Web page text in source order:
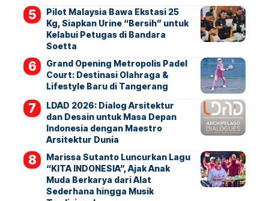
Pilot Malaysia Bawa Ekstasi 25
Kg, Siapkan Urine “Bersih” untuk
Kelabui Petugas di Bandara
Soetta
Grand Opening Metropolis Padel
Court: Destinasi Olahraga &
Lifestyle Baru di Tangerang
LDAD 2026: Dialog Arsitektur
dan Desain untuk Masa Depan
Indonesia dengan Maestro
Arsitektur Dunia
Marissa Sutanto Luncurkan Lagu
“KITA INDONESIA”, Ajak Anak
Muda Berkarya dari Alat
Sederhana hingga Musik